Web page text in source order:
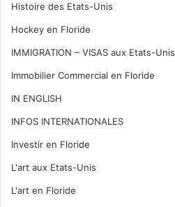
Histoire des Etats-Unis
Hockey en Floride
IMMIGRATION – VISAS aux Etats-Unis
Immobilier Commercial en Floride
IN ENGLISH
INFOS INTERNATIONALES
Investir en Floride
L'art aux Etats-Unis
L'art en Floride